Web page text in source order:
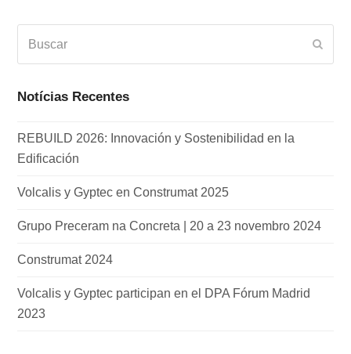
Notícias Recentes
REBUILD 2026: Innovación y Sostenibilidad en la
Edificación
Volcalis y Gyptec en Construmat 2025
Grupo Preceram na Concreta | 20 a 23 novembro 2024
Construmat 2024
Volcalis y Gyptec participan en el DPA Fórum Madrid
2023